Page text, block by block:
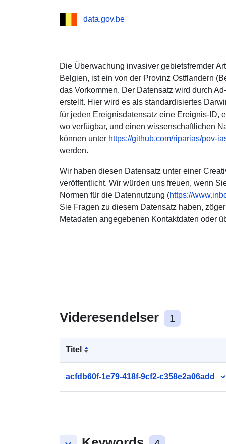
data.gov.be
Die Überwachung invasiver gebietsfremder
Belgien, ist ein von der Provinz Ostflandern
das Vorkommen. Der Datensatz wird durch
erstellt. Hier wird es als standardisiertes
für jeden Ereignisdatensatz eine Ereignis-ID,
wo verfügbar, und einen wissenschaftlichen
können unter https://github.com/riparias/pov-
werden.
Wir haben diesen Datensatz unter einer
veröffentlicht. Wir würden uns freuen, wenn
Normen für die Datennutzung (https://
Sie Fragen zu diesem Datensatz haben,
Metadaten angegebenen Kontaktdaten oder
Videresendelser 1
Titel
acfdb60f-1e79-418f-9cf2-c358e2a06add